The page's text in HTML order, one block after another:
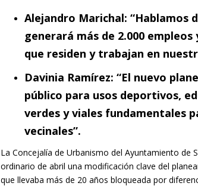
Alejandro Marichal: “Hablamos
generará más de 2.000
que residen y trabajan en
Davinia Ramírez: “El nuevo
público para usos deportivos,
verdes y viales fundamentales
vecinales”.
La Concejalía de Urbanismo del Ayuntamiento de
ordinario de abril una modificación clave del
que llevaba más de 20 años bloqueada por